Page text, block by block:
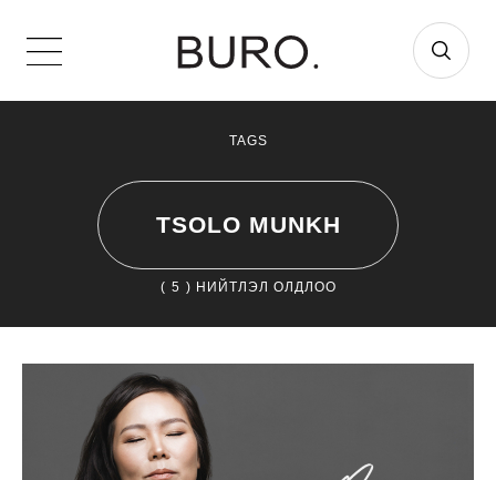
TAGS
TSOLO MUNKH
( 5 ) НИЙТЛЭЛ ОЛДЛОО